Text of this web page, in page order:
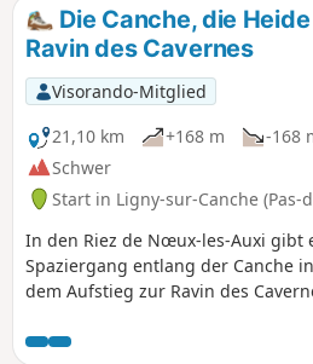
Die Canche, die
Ravin des Cavernes
Visorando-Mitglied
21,10 km
+168 m -168
Schwer
Start in Ligny-sur-Canche (Pas-
In den Riez de Nœux-les-Auxi gibt
Spaziergang entlang der Canche
dem Aufstieg zur Ravin des
endgültigen Chaos). Die Strecke